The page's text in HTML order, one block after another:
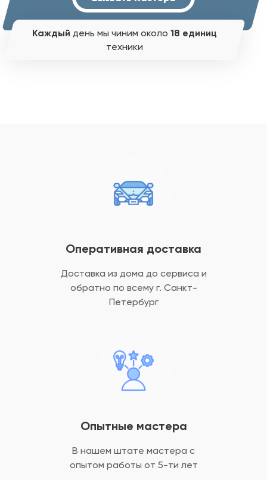
Каждый день мы чиним около 18 единиц
техники
Оперативная доставка
Доставка из дома до сервиса и
обратно по всему г. Санкт-
Петербург
Опытные мастера
В нашем штате мастера с
опытом работы от 5-ти лет